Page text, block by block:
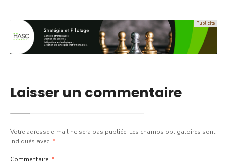
Laisser un commentaire
Votre adresse e-mail ne sera pas publiée. Les champs obligatoires sont
indiqués avec *
Commentaire *